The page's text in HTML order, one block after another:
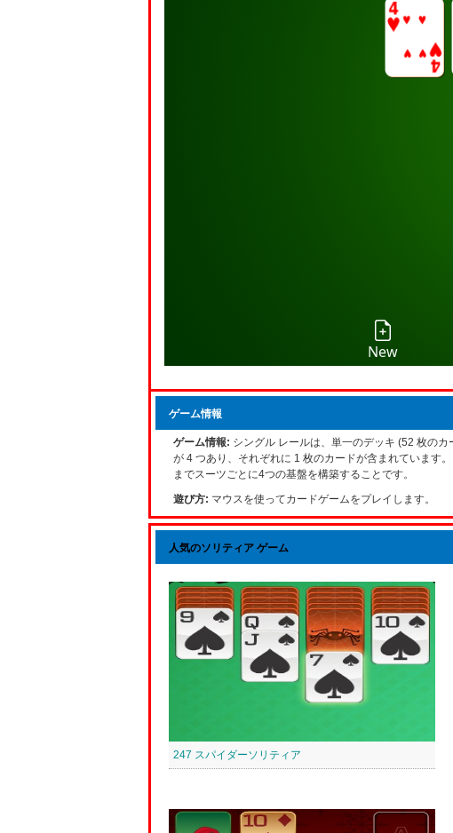
ゲーム情報
ゲーム情報: シングル レールは、単一のデッキ (52 枚の
が 4 つあり、それぞれに 1 枚のカードが含まれています
までスーツごとに4つの基盤を構築することです。
遊び方: マウスを使ってカードゲームをプレイします。
人気のソリティア ゲーム
247 スパイダーソリティア